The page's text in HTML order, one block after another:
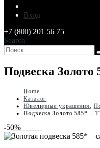
Вход
+7 (800) 201 56 75
Search
Подвеска Золото
Home
Каталог
Ювелирные украшения,
Подвеска Золото 585* –
-50%